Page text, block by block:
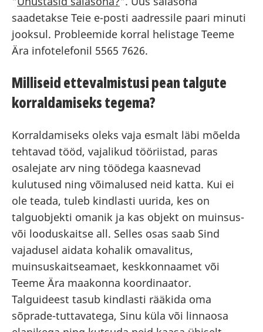
saadetakse Teie e-posti aadressile paari minuti
jooksul. Probleemide korral helistage Teeme
Ära infotelefonil 5565 7626.
Milliseid ettevalmistusi pean talgute
korraldamiseks tegema?
Korraldamiseks oleks vaja esmalt läbi mõelda
tehtavad tööd, vajalikud tööriistad, paras
osalejate arv ning töödega kaasnevad
kulutused ning võimalused neid katta. Kui ei
ole teada, tuleb kindlasti uurida, kes on
talguobjekti omanik ja kas objekt on muinsus-
või looduskaitse all. Selles osas saab Sind
vajadusel aidata kohalik omavalitus,
muinsuskaitseamaet, keskkonnaamet või
Teeme Ära maakonna koordinaator.
Talguideest tasub kindlasti rääkida oma
sõprade-tuttavatega, Sinu küla või linnaosa